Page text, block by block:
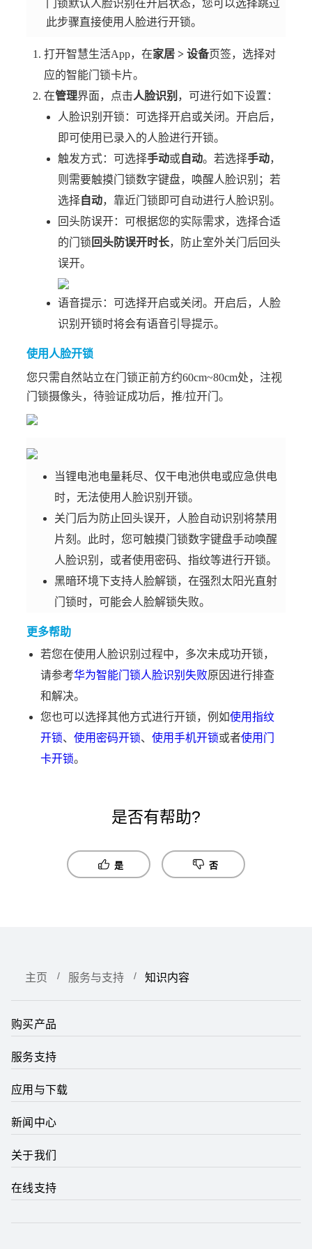
门锁默认人脸识别在开启状态，您可以选择跳过
此步骤直接使用人脸进行开锁。
打开智慧生活App，在家居 > 设备页签，选择对
应的智能门锁卡片。
在管理界面，点击人脸识别 ，可进行如下设置：
人脸识别开锁：可选择开启或关闭。开启后，
即可使用已录入的人脸进行开锁。
触发方式：可选择手动或自动。若选择手动，
则需要触摸门锁数字键盘，唤醒人脸识别；若
选择自动，靠近门锁即可自动进行人脸识别。
回头防误开：可根据您的实际需求，选择合适
的门锁 回头防误开时长，防止室外关门后回头
误开。
语音提示：可选择开启或关闭。开启后，人脸
识别开锁时将会有语音引导提示。
使用人脸开锁
您只需自然站立在门锁正前方约60cm~80cm处，注视
门锁摄像头，待验证成功后，推/拉开门。
当锂电池电量耗尽、仅干电池供电或应急供电
时，无法使用人脸识别开锁。
关门后为防止回头误开，人脸自动识别将禁用
片刻。此时，您可触摸门锁数字键盘手动唤醒
人脸识别，或者使用密码、指纹等进行开锁。
黑暗环境下支持人脸解锁，在强烈太阳光直射
门锁时，可能会人脸解锁失败。
更多帮助
若您在使用人脸识别过程中，多次未成功开锁，
请参考华为智能门锁人脸识别失败原因进行排查
和解决。
您也可以选择其他方式进行开锁，例如使用指纹
开锁、使用密码开锁、使用手机开锁或者使用门
卡开锁。
是否有帮助?
是 否
主页 服务与支持 知识内容
购买产品
服务支持
应用与下载
新闻中心
关于我们
在线支持